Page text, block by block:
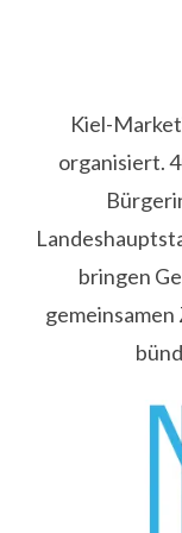
Kiel-
organisiert.
bringen